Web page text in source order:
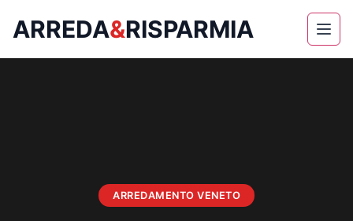
ARREDA&RISPARMIA
ARREDAMENTO VENETO